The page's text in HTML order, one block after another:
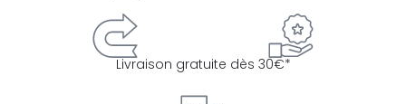
Livraison gratuite dès 30€*